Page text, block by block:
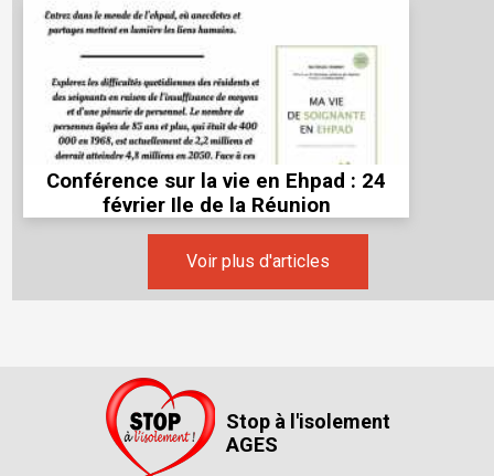
Conférence sur la vie en Ehpad : 24
février Ile de la Réunion
Voir plus d'articles
Stop à l'isolement
AGES